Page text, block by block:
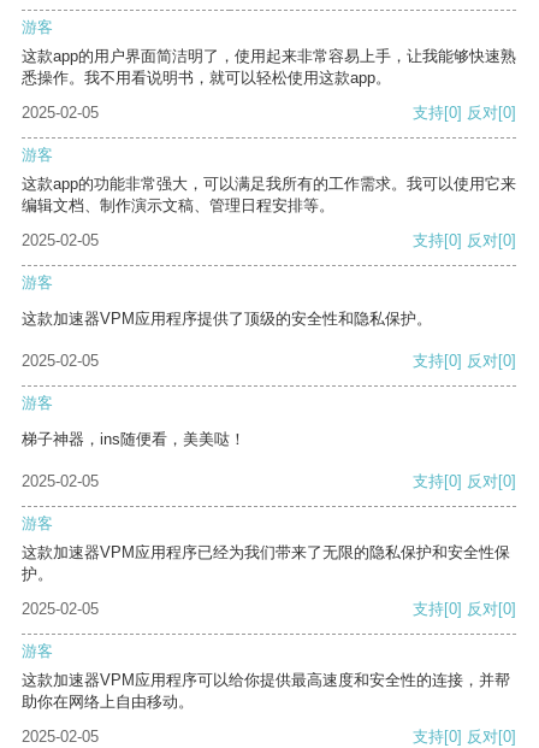
游客
这款app的用户界面简洁明了，使用起来非常容易上手，让我能够快速熟
悉操作。我不用看说明书，就可以轻松使用这款app。
2025-02-05
支持[0] 反对[0]
游客
这款app的功能非常强大，可以满足我所有的工作需求。我可以使用它来
编辑文档、制作演示文稿、管理日程安排等。
2025-02-05
支持[0] 反对[0]
游客
这款加速器VPM应用程序提供了顶级的安全性和隐私保护。
2025-02-05 支持[0] 反对[0]
游客
梯子神器，ins随便看，美美哒！
2025-02-05 支持[0] 反对[0]
游客
这款加速器VPM应用程序已经为我们带来了无限的隐私保护和安全性保
护。
2025-02-05
支持[0] 反对[0]
游客
这款加速器VPM应用程序可以给你提供最高速度和安全性的连接，并帮
助你在网络上自由移动。
2025-02-05
支持[0] 反对[0]